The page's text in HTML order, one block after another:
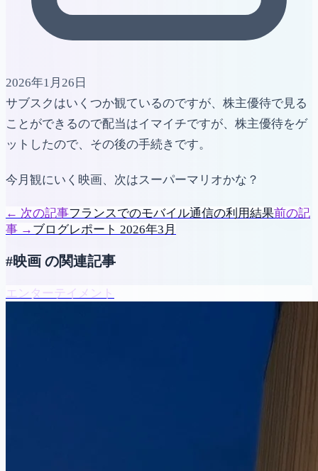
2026年1月26日
サブスクはいくつか観ているのですが、株主優待で見る
ことができるので配当はイマイチですが、株主優待をゲ
ットしたので、その後の手続きです。
今月観にいく映画、次はスーパーマリオかな？
← 次の記事フランスでのモバイル通信の利用結果前の記
事 → ブログレポート 2026年3月
#映画 の関連記事
エンターテイメント